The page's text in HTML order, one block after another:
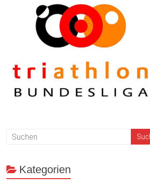
Kategorien